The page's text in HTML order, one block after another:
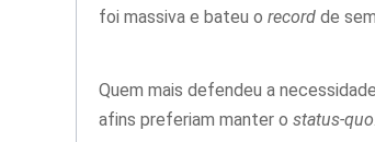
foi massiva e bateu o record de
Quem mais defendeu a
afins preferiam manter o status-quo.